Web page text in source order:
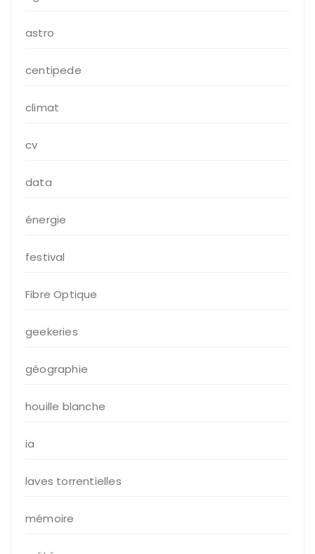
astro
centipede
climat
cv
data
énergie
festival
Fibre Optique
geekeries
géographie
houille blanche
ia
laves torrentielles
mémoire